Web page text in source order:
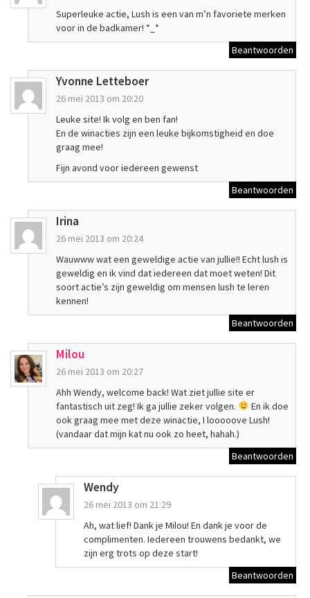
Superleuke actie, Lush is een van m’n favoriete merken
voor in de badkamer! *_*
Beantwoorden
Yvonne Letteboer
26 mei 2013 om 20:20
Leuke site! Ik volg en ben fan!
En de winacties zijn een leuke bijkomstigheid en doe
graag mee!
Fijn avond voor iedereen gewenst
Beantwoorden
Irina
26 mei 2013 om 20:24
Wauwww wat een geweldige actie van jullie!! Echt lush is
geweldig en ik vind dat iedereen dat moet weten! Dit
soort actie’s zijn geweldig om mensen lush te leren
kennen!
Beantwoorden
Milou
26 mei 2013 om 20:27
Ahh Wendy, welcome back! Wat ziet jullie site er
fantastisch uit zeg! Ik ga jullie zeker volgen.
En ik doe
ook graag mee met deze winactie, I looooove Lush!
(vandaar dat mijn kat nu ook zo heet, hahah.)
Beantwoorden
Wendy
26 mei 2013 om 21:29
Ah, wat lief! Dank je Milou! En dank je voor de
complimenten. Iedereen trouwens bedankt, we
zijn erg trots op deze start!
Beantwoorden